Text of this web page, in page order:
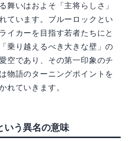
舞いはおよそ「主将らしさ」
ています。ブルーロックとい
イカーを目指す若者たちにと
乗り越えるべき大きな壁」の
空であり、その第一印象のチ
物語のターニングポイントを
れていきます。
いう異名の意味